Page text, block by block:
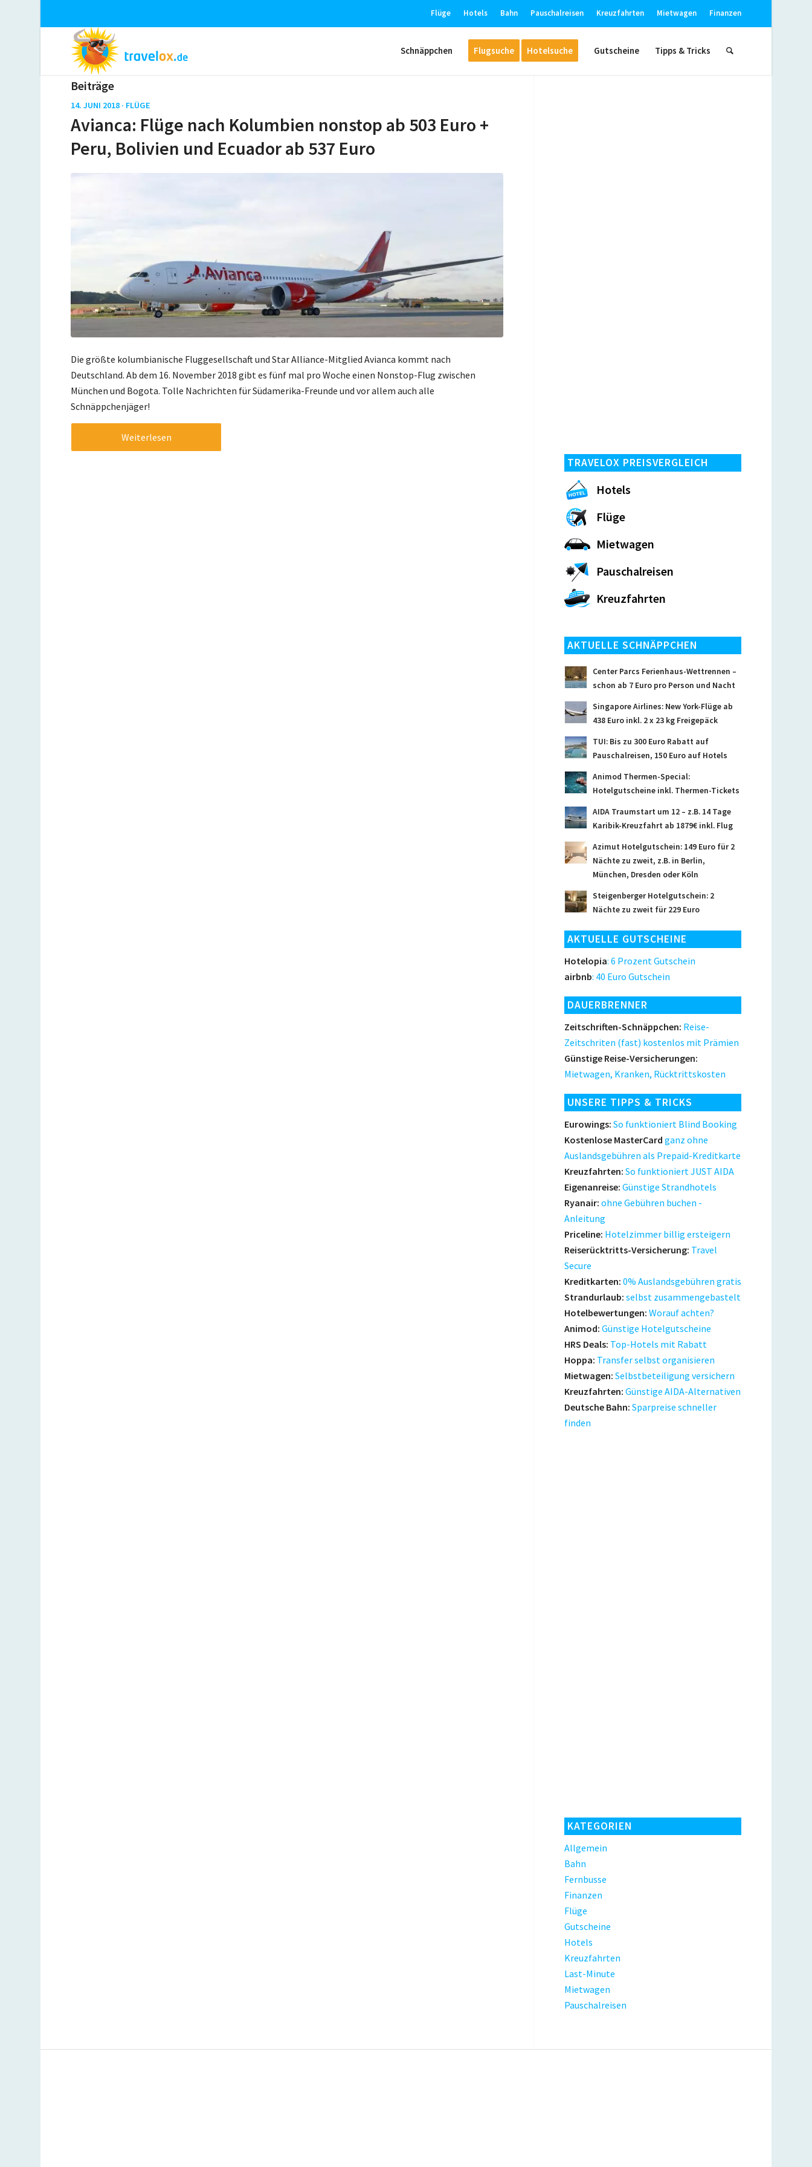
Flüge Hotels Bahn Pauschalreisen Kreuzfahrten Mietwagen Finanzen
Schnäppchen Flugsuche Hotelsuche Gutscheine Tipps & Tricks
Beiträge
14. JUNI 2018 · FLÜGE
Avianca: Flüge nach Kolumbien nonstop ab 503 Euro +
Peru, Bolivien und Ecuador ab 537 Euro
Die größte kolumbianische Fluggesellschaft und Star Alliance-Mitglied Avianca kommt nach
Deutschland. Ab dem 16. November 2018 gibt es fünf mal pro Woche einen Nonstop-Flug zwischen
München und Bogota. Tolle Nachrichten für Südamerika-Freunde und vor allem auch alle
Schnäppchenjäger!
Weiterlesen
TRAVELOX PREISVERGLEICH
Hotels
Flüge
Mietwagen
Pauschalreisen
Kreuzfahrten
AKTUELLE SCHNÄPPCHEN
Center Parcs Ferienhaus-Wettrennen –
schon ab 7 Euro pro Person und Nacht
Singapore Airlines: New York-Flüge ab
438 Euro inkl. 2 x 23 kg Freigepäck
TUI: Bis zu 300 Euro Rabatt auf
Pauschalreisen, 150 Euro auf Hotels
Animod Thermen-Special:
Hotelgutscheine inkl. Thermen-Tickets
AIDA Traumstart um 12 – z.B. 14 Tage
Karibik-Kreuzfahrt ab 1879€ inkl. Flug
Azimut Hotelgutschein: 149 Euro für 2
Nächte zu zweit, z.B. in Berlin,
München, Dresden oder Köln
Steigenberger Hotelgutschein: 2
Nächte zu zweit für 229 Euro
AKTUELLE GUTSCHEINE
Hotelopia: 6 Prozent Gutschein
airbnb: 40 Euro Gutschein
DAUERBRENNER
Zeitschriften-Schnäppchen: Reise-
Zeitschriten (fast) kostenlos mit Prämien
Günstige Reise-Versicherungen:
Mietwagen, Kranken, Rücktrittskosten
UNSERE TIPPS & TRICKS
Eurowings: So funktioniert Blind Booking
Kostenlose MasterCard ganz ohne
Auslandsgebühren als Prepaid-Kreditkarte
Kreuzfahrten: So funktioniert JUST AIDA
Eigenanreise: Günstige Strandhotels
Ryanair: ohne Gebühren buchen -
Anleitung
Priceline: Hotelzimmer billig ersteigern
Reiserücktritts-Versicherung: Travel
Secure
Kreditkarten: 0% Auslandsgebühren gratis
Strandurlaub: selbst zusammengebastelt
Hotelbewertungen: Worauf achten?
Animod: Günstige Hotelgutscheine
HRS Deals: Top-Hotels mit Rabatt
Hoppa: Transfer selbst organisieren
Mietwagen: Selbstbeteiligung versichern
Kreuzfahrten: Günstige AIDA-Alternativen
Deutsche Bahn: Sparpreise schneller
finden
KATEGORIEN
Allgemein
Bahn
Fernbusse
Finanzen
Flüge
Gutscheine
Hotels
Kreuzfahrten
Last-Minute
Mietwagen
Pauschalreisen